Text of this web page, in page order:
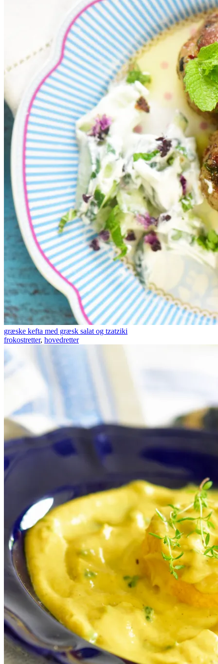
græske kefta med græsk salat og tzatziki
frokostretter, hovedretter